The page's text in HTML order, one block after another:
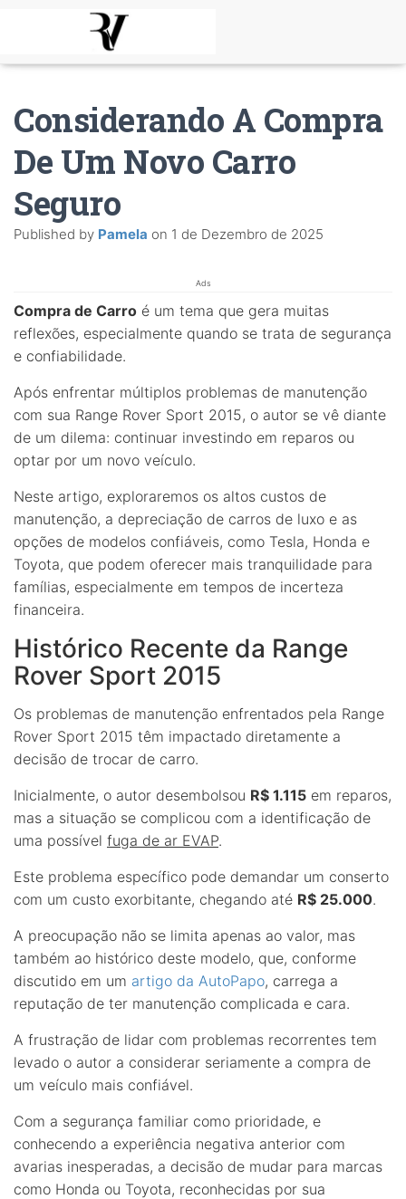
Considerando A Compra
De Um Novo Carro
Seguro
Published by Pamela on 1 de Dezembro de 2025
Ads
Compra de Carro é um tema que gera muitas
reflexões, especialmente quando se trata de segurança
e confiabilidade.
Após enfrentar múltiplos problemas de manutenção
com sua Range Rover Sport 2015, o autor se vê diante
de um dilema: continuar investindo em reparos ou
optar por um novo veículo.
Neste artigo, exploraremos os altos custos de
manutenção, a depreciação de carros de luxo e as
opções de modelos confiáveis, como Tesla, Honda e
Toyota, que podem oferecer mais tranquilidade para
famílias, especialmente em tempos de incerteza
financeira.
Histórico Recente da Range
Rover Sport 2015
Os problemas de manutenção enfrentados pela Range
Rover Sport 2015 têm impactado diretamente a
decisão de trocar de carro.
Inicialmente, o autor desembolsou R$ 1.115 em reparos,
mas a situação se complicou com a identificação de
uma possível fuga de ar EVAP.
Este problema específico pode demandar um conserto
com um custo exorbitante, chegando até R$ 25.000.
A preocupação não se limita apenas ao valor, mas
também ao histórico deste modelo, que, conforme
discutido em um artigo da AutoPapo, carrega a
reputação de ter manutenção complicada e cara.
A frustração de lidar com problemas recorrentes tem
levado o autor a considerar seriamente a compra de
um veículo mais confiável.
Com a segurança familiar como prioridade, e
conhecendo a experiência negativa anterior com
avarias inesperadas, a decisão de mudar para marcas
como Honda ou Toyota, reconhecidas por sua